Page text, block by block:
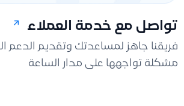
تواصل مع خدمة العملاء
فريقنا جاهز لمساعدتك وتقديم الدعم
مشكلة تواجهها على مدار الساعة